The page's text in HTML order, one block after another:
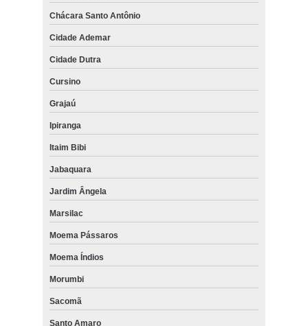
Chácara Santo Antônio
Cidade Ademar
Cidade Dutra
Cursino
Grajaú
Ipiranga
Itaim Bibi
Jabaquara
Jardim Ângela
Marsilac
Moema Pássaros
Moema Índios
Morumbi
Sacomã
Santo Amaro